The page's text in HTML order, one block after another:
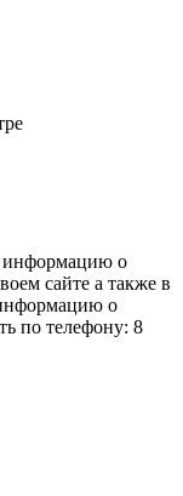
информацию о
сайте а также в
о
по телефону: 8